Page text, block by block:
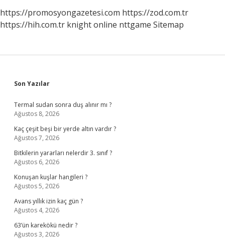
https://promosyongazetesi.com https://zod.com.tr
https://hih.com.tr knight online nttgame Sitemap
Sidebar
Son Yazılar
Termal sudan sonra duş alınır mı ?
Ağustos 8, 2026
Kaç çeşit beşi bir yerde altın vardır ?
Ağustos 7, 2026
Bitkilerin yararları nelerdir 3. sınıf ?
Ağustos 6, 2026
Konuşan kuşlar hangileri ?
Ağustos 5, 2026
Avans yıllık izin kaç gün ?
Ağustos 4, 2026
63’ün karekökü nedir ?
Ağustos 3, 2026